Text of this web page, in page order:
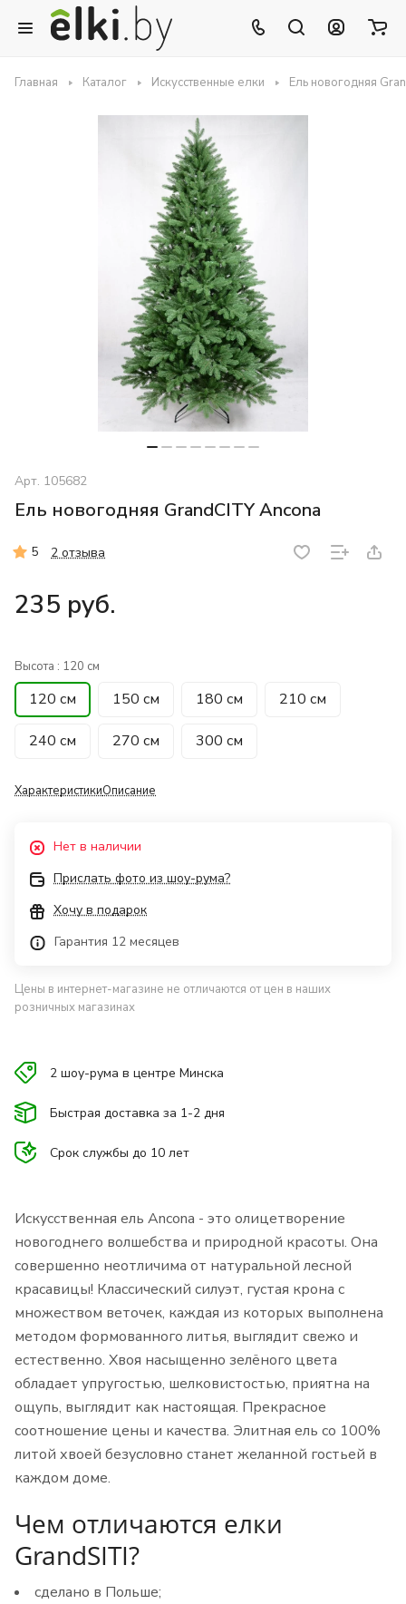
Главная Каталог Искусственные елки Ель новогодняя
Арт. 105682
Ель новогодняя GrandCITY Ancona
5 2 отзыва
235 руб.
Высота : 120 см
120 см 150 см 180 см 210 см
240 см 270 см 300 см
ХарактеристикиОписание
Нет в наличии
Прислать фото из шоу-рума?
Хочу в подарок
Гарантия 12 месяцев
Цены в интернет-магазине не отличаются от цен в наших
розничных магазинах
2 шоу-рума в центре Минска
Быстрая доставка за 1-2 дня
Срок службы до 10 лет
Искусственная ель Ancona - это олицетворение
новогоднего волшебства и природной красоты. Она
совершенно неотличима от натуральной лесной
красавицы! Классический силуэт, густая крона с
множеством веточек, каждая из которых выполнена
методом формованного литья, выглядит свежо и
естественно. Хвоя насыщенно зелёного цвета
обладает упругостью, шелковистостью, приятна на
ощупь, выглядит как настоящая. Прекрасное
соотношение цены и качества. Элитная ель со 100%
литой хвоей безусловно станет желанной гостьей в
каждом доме.
Чем отличаются елки
GrandSITI?
сделано в Польше;